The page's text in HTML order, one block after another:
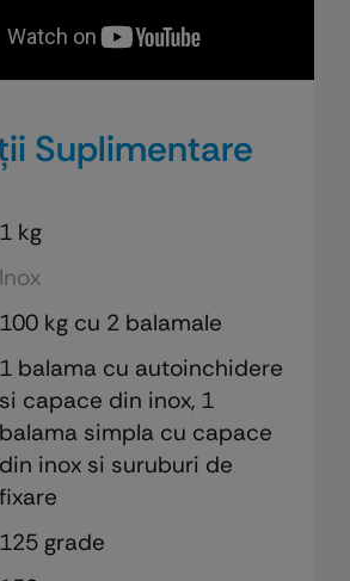
Suplimentare
1 kg
Inox
100 kg cu 2 balamale
1 balama cu autoinchidere
si capace din inox, 1
balama simpla cu capace
din inox si suruburi de
fixare
125 grade